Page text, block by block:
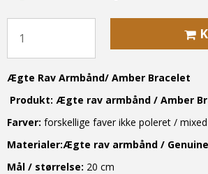
Ægte Rav Armbånd/ Amber Bracelet
Produkt: Ægte rav armbånd / Amber
Farver: forskellige faver ikke poleret /
Materialer:Ægte rav armbånd /
Mål / størrelse: 20 cm